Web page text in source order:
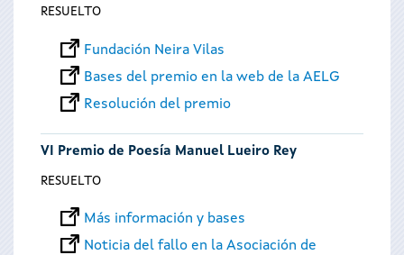
RESUELTO
Fundación Neira Vilas
Bases del premio en la web de la AELG
Resolución del premio
VI Premio de Poesía Manuel Lueiro Rey
RESUELTO
Más información y bases
Noticia del fallo en la Asociación de